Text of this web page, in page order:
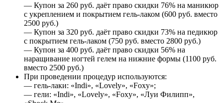
— Купон за 260 руб. даёт право скидки 76% на маникюр
с укреплением и покрытием гель-лаком (600 руб. вместо
2500 руб.)
— Купон за 320 руб. даёт право скидки 73% на педикюр
с покрытием гель-лаком (750 руб. вместо 2800 руб.)
— Купон за 400 руб. даёт право скидки 56% на
наращивание ногтей гелем на нижние формы (1100 руб.
вместо 2500 руб.)
При проведении процедур используются:
— гель-лаки: «Indi», «Lovely», «Foxy»;
— гели: «Indi», «Lovely», «Foxy», «Луи Филипп»,